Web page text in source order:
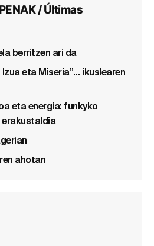
/ Últimas
berritzen ari da
Izua eta Miseria”… ikuslearen
eta energia: funkyko
ahotan